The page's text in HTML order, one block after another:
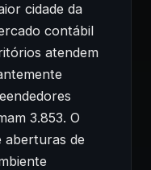
cidade da
contábil
atendem
3.853. O
aberturas de